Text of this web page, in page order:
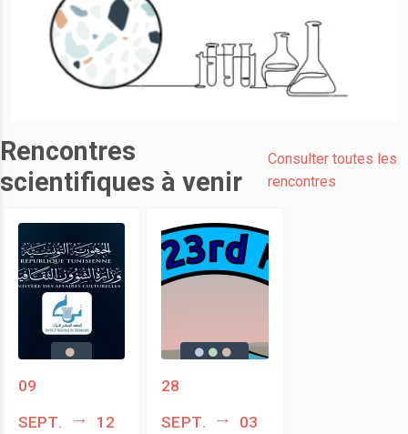
Rencontres
scientifiques à venir
Consulter toutes les
rencontres
09
sept.
12
28
sept.
03